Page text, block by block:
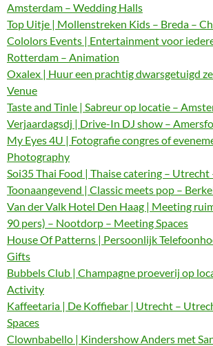
Amsterdam – Wedding Halls
Top Uitje | Mollenstreken Kids – Breda –
Cololors Events | Entertainment voor
Rotterdam – Animation
Oxalex | Huur een prachtig dwarsgetuigd
Venue
Taste and Tinle | Sabreur op locatie –
Verjaardagsdj | Drive-In DJ show –
My Eyes 4U | Fotografie congres of
Photography
Soi35 Thai Food | Thaise catering –
Toonaangevend | Classic meets pop –
Van der Valk Hotel Den Haag | Meeting
90 pers) – Nootdorp – Meeting Spaces
House Of Patterns | Persoonlijk
Gifts
Bubbels Club | Champagne proeverij op
Activity
Kaffeetaria | De Koffiebar | Utrecht –
Spaces
Clownbabello | Kindershow Anders met